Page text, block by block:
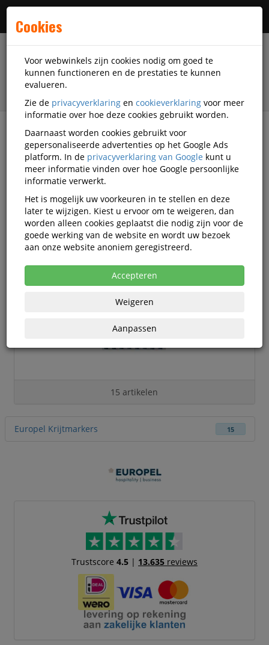
filter
Schrijfwaren Europel
Europel schrijfwaren
Europel Stiften
15 artikelen
Europel Krijtmarkers 15
Trustscore 4.5| 13.635reviews
Cookies
Voor webwinkels zijn cookies nodig om goed te
kunnen functioneren en de prestaties te kunnen
evalueren.
Zie de privacyverklaring en cookieverklaring voor meer
informatie over hoe deze cookies gebruikt worden.
Daarnaast worden cookies gebruikt voor
gepersonaliseerde advertenties op het Google Ads
platform. In de privacyverklaring van Google kunt u
meer informatie vinden over hoe Google persoonlijke
informatie verwerkt.
Het is mogelijk uw voorkeuren in te stellen en deze
later te wijzigen. Kiest u ervoor om te weigeren, dan
worden alleen cookies geplaatst die nodig zijn voor de
goede werking van de website en wordt uw bezoek
aan onze website anoniem geregistreerd.
Accepteren
Weigeren
Aanpassen